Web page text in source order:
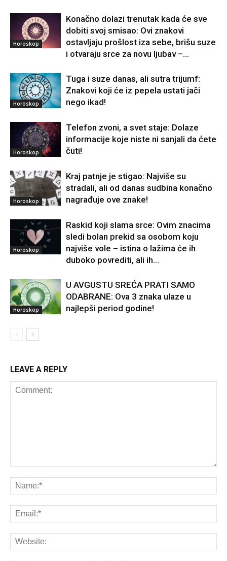
Horoskop
Konačno dolazi trenutak kada će sve
dobiti svoj smisao: Ovi znakovi
ostavljaju prošlost iza sebe, brišu suze
i otvaraju srce za novu ljubav –...
Horoskop
Tuga i suze danas, ali sutra trijumf:
Znakovi koji će iz pepela ustati jači
nego ikad!
Horoskop
Telefon zvoni, a svet staje: Dolaze
informacije koje niste ni sanjali da ćete
čuti!
Horoskop
Kraj patnje je stigao: Najviše su
stradali, ali od danas sudbina konačno
nagrađuje ove znake!
Horoskop
Raskid koji slama srce: Ovim znacima
sledi bolan prekid sa osobom koju
najviše vole – istina o lažima će ih
duboko povrediti, ali ih...
Horoskop
U AVGUSTU SREĆA PRATI SAMO
ODABRANE: Ova 3 znaka ulaze u
najlepši period godine!
LEAVE A REPLY